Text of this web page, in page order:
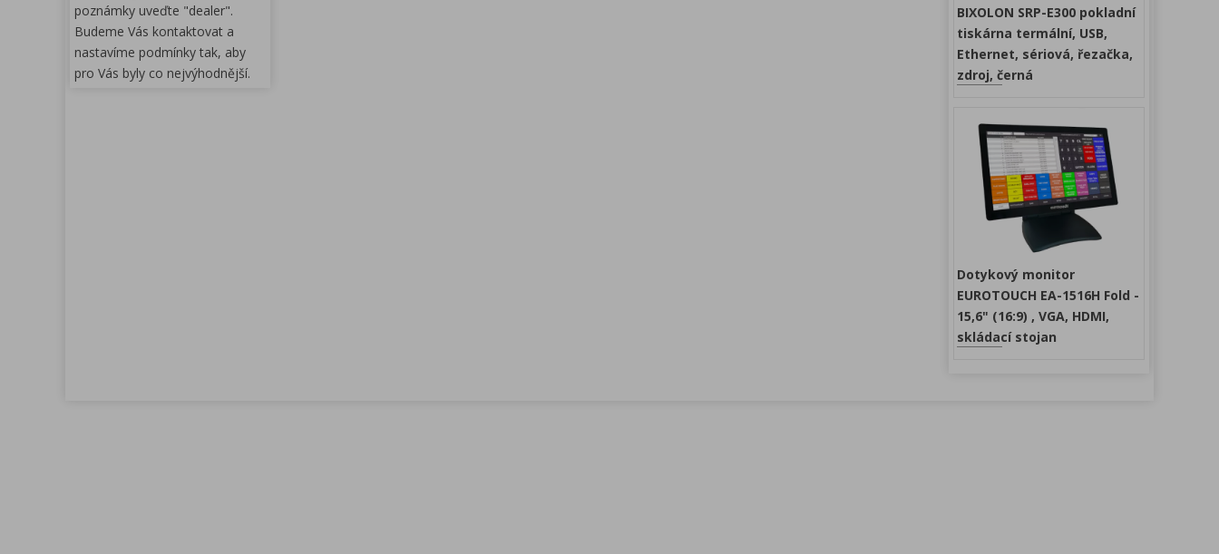
poznámky uveďte "dealer".
Budeme Vás kontaktovat a
nastavíme podmínky tak, aby
pro Vás byly co nejvýhodnější.
BIXOLON SRP-E300 pokladní
tiskárna termální, USB,
Ethernet, sériová, řezačka,
zdroj, černá
Dotykový monitor
EUROTOUCH EA-1516H Fold -
15,6" (16:9) , VGA, HDMI,
skládací stojan